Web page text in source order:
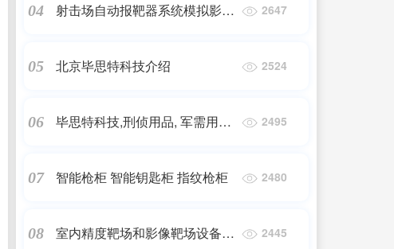
04
射击场自动报靶器系统模拟影像
2647
05 北京毕思特科技介绍 2524
06
毕思特科技,刑侦用品, 军需用品,
2495
07 智能枪柜 智能钥匙柜 指纹枪柜 2480
08
室内精度靶场和影像靶场设备、
2445